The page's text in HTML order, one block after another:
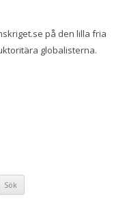
på den lilla fria
globalisterna.